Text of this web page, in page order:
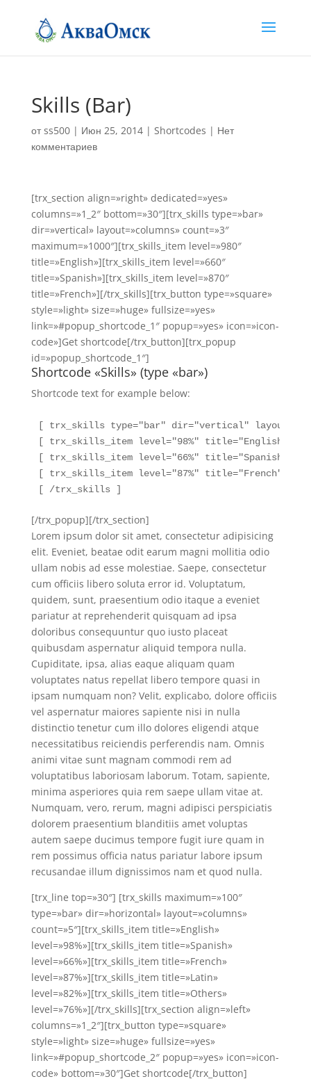
Skills (Bar)
отss500| Июн 25, 2014| Shortcodes | Нет
комментариев
[trx_section align=»right» dedicated=»yes»
columns=»1_2″ bottom=»30″][trx_skills type=»bar»
dir=»vertical» layout=»columns» count=»3″
maximum=»1000″][trx_skills_item level=»980″
title=»English»][trx_skills_item level=»660″
title=»Spanish»][trx_skills_item level=»870″
title=»French»][/trx_skills][trx_button type=»square»
style=»light» size=»huge» fullsize=»yes»
link=»#popup_shortcode_1″ popup=»yes» icon=»icon-
code»]Get shortcode[/trx_button][trx_popup
id=»popup_shortcode_1″]
Shortcode «Skills» (type «bar»)
Shortcode text for example below:
[ trx_skills type="bar" dir="vertical"
[ trx_skills_item level="98%" title="English" ]
[ trx_skills_item level="66%" title="Spanish" ]
[ trx_skills_item level="87%" title="French" ]
[ /trx_skills ]
[/trx_popup][/trx_section]
Lorem ipsum dolor sit amet, consectetur adipisicing
elit. Eveniet, beatae odit earum magni mollitia odio
ullam nobis ad esse molestiae. Saepe, consectetur
cum officiis libero soluta error id. Voluptatum,
quidem, sunt, praesentium odio itaque a eveniet
pariatur at reprehenderit quisquam ad ipsa
doloribus consequuntur quo iusto placeat
quibusdam aspernatur aliquid tempora nulla.
Cupiditate, ipsa, alias eaque aliquam quam
voluptates natus repellat libero tempore quasi in
ipsam numquam non? Velit, explicabo, dolore officiis
vel aspernatur maiores sapiente nisi in nulla
distinctio tenetur cum illo dolores eligendi atque
necessitatibus reiciendis perferendis nam. Omnis
animi vitae sunt magnam commodi rem ad
voluptatibus laboriosam laborum. Totam, sapiente,
minima asperiores quia rem saepe ullam vitae at.
Numquam, vero, rerum, magni adipisci perspiciatis
dolorem praesentium blanditiis amet voluptas
autem saepe ducimus tempore fugit iure quam in
rem possimus officia natus pariatur labore ipsum
recusandae illum dignissimos nam et quod nulla.
[trx_line top=»30″] [trx_skills maximum=»100″
type=»bar» dir=»horizontal» layout=»columns»
count=»5″][trx_skills_item title=»English»
level=»98%»][trx_skills_item title=»Spanish»
level=»66%»][trx_skills_item title=»French»
level=»87%»][trx_skills_item title=»Latin»
level=»82%»][trx_skills_item title=»Others»
level=»76%»][/trx_skills][trx_section align=»left»
columns=»1_2″][trx_button type=»square»
style=»light» size=»huge» fullsize=»yes»
link=»#popup_shortcode_2″ popup=»yes» icon=»icon-
code» bottom=»30″]Get shortcode[/trx_button]